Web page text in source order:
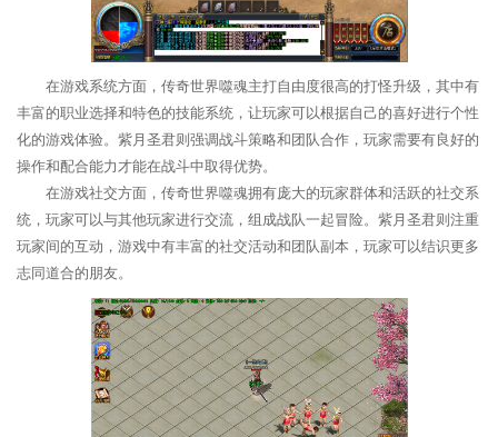
在游戏系统方面，传奇世界噬魂主打自由度很高的打怪升级，其中有
丰富的职业选择和特色的技能系统，让玩家可以根据自己的喜好进行个性
化的游戏体验。紫月圣君则强调战斗策略和团队合作，玩家需要有良好的
操作和配合能力才能在战斗中取得优势。
在游戏社交方面，传奇世界噬魂拥有庞大的玩家群体和活跃的社交系
统，玩家可以与其他玩家进行交流，组成战队一起冒险。紫月圣君则注重
玩家间的互动，游戏中有丰富的社交活动和团队副本，玩家可以结识更多
志同道合的朋友。